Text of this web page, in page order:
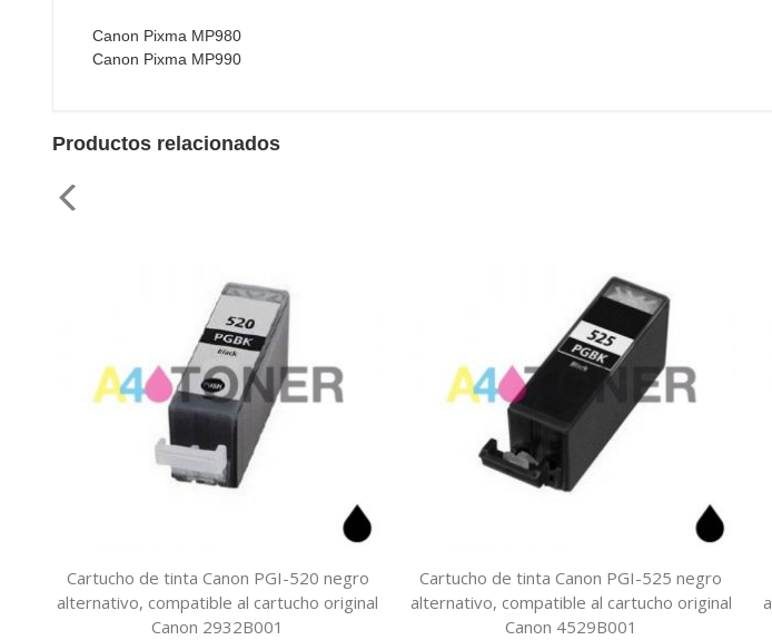
Canon Pixma MP980
Canon Pixma MP990
Productos relacionados
Cartucho de tinta Canon PGI-520 negro
alternativo, compatible al cartucho original
Canon 2932B001
Cartucho de tinta Canon PGI-525 negro
alternativo, compatible al cartucho original
Canon 4529B001